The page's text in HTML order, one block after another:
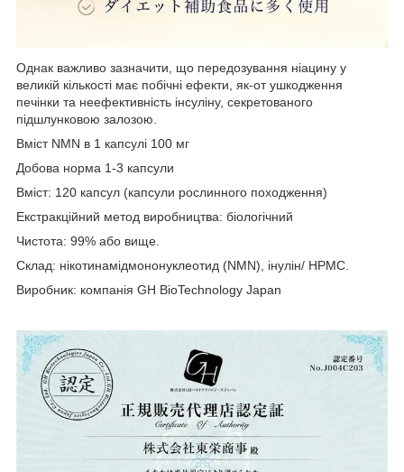
Однак важливо зазначити, що передозування ніацину у
великій кількості має побічні ефекти, як-от ушкодження
печінки та неефективність інсуліну, секретованого
підшлунковою залозою.
Вміст NMN в 1 капсулі 100 мг
Добова норма 1-3 капсули
Вміст: 120 капсул (капсули рослинного походження)
Екстракційний метод виробництва: біологічний
Чистота: 99% або вище.
Склад: нікотинамідмононуклеотид (NMN), інулін/ HPMC.
Виробник: компанія GH BioTechnology Japan